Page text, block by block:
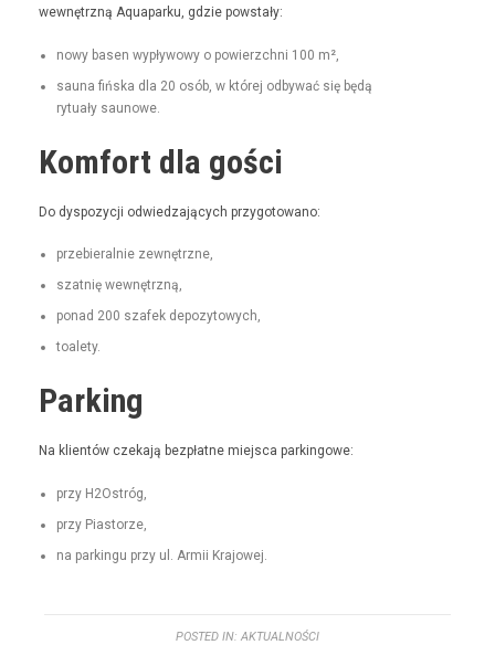
wewnętrzną Aqua­parku, gdzie powstały:
nowy basen wypły­wowy o powierzch­ni 100 m²,
sauna fińs­ka dla 20 osób, w której odby­wać się będą
rytu­ały saunowe.
Komfort dla gości
Do dys­pozy­cji odwiedza­ją­cych przygotowano:
prze­bier­al­nie zewnętrzne,
szat­nię wewnętrzną,
pon­ad 200 szafek depozytowych,
toale­ty.
Parking
Na klien­tów czeka­ją bezpłatne miejs­ca parkingowe:
przy H2Ostróg,
przy Pias­torze,
na parkingu przy ul. Armii Krajowej.
POSTED IN: AKTUALNOŚCI